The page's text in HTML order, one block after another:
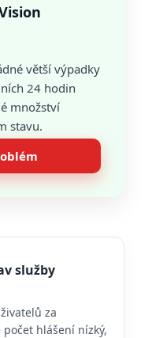
větší výpadky
24 hodin
množství
stavu.
služby
za
hlášení nízký,